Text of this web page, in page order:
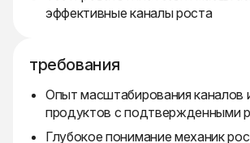
эффективные каналы роста
требования
Опыт масштабирования каналов
продуктов с подтвержденными
Глубокое понимание механик